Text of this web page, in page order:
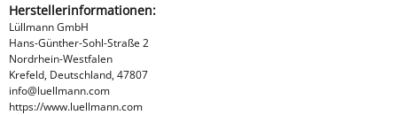
Herstellerinformationen:
Lüllmann GmbH
Hans-Günther-Sohl-Straße 2
Nordrhein-Westfalen
Krefeld, Deutschland, 47807
info@luellmann.com
https://www.luellmann.com